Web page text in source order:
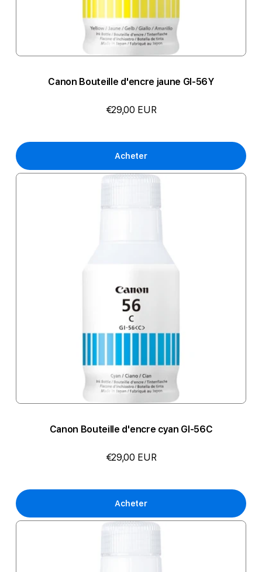
Canon Bouteille d'encre jaune GI-56Y
€29,00 EUR
Acheter
Canon Bouteille d'encre cyan GI-56C
€29,00 EUR
Acheter